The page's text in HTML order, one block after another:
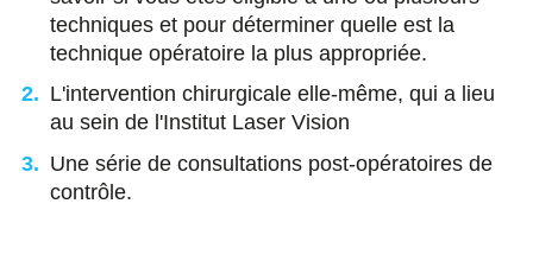
techniques et pour déterminer quelle est la
technique opératoire la plus appropriée.
L'intervention chirurgicale elle-même, qui a lieu
au sein de l'Institut Laser Vision
Une série de consultations post-opératoires de
contrôle.